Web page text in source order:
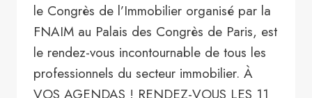
le Congrès de l’Immobilier organisé par la
FNAIM au Palais des Congrès de Paris, est
le rendez-vous incontournable de tous les
professionnels du secteur immobilier. À
VOS AGENDAS ! RENDEZ-VOUS LES 11